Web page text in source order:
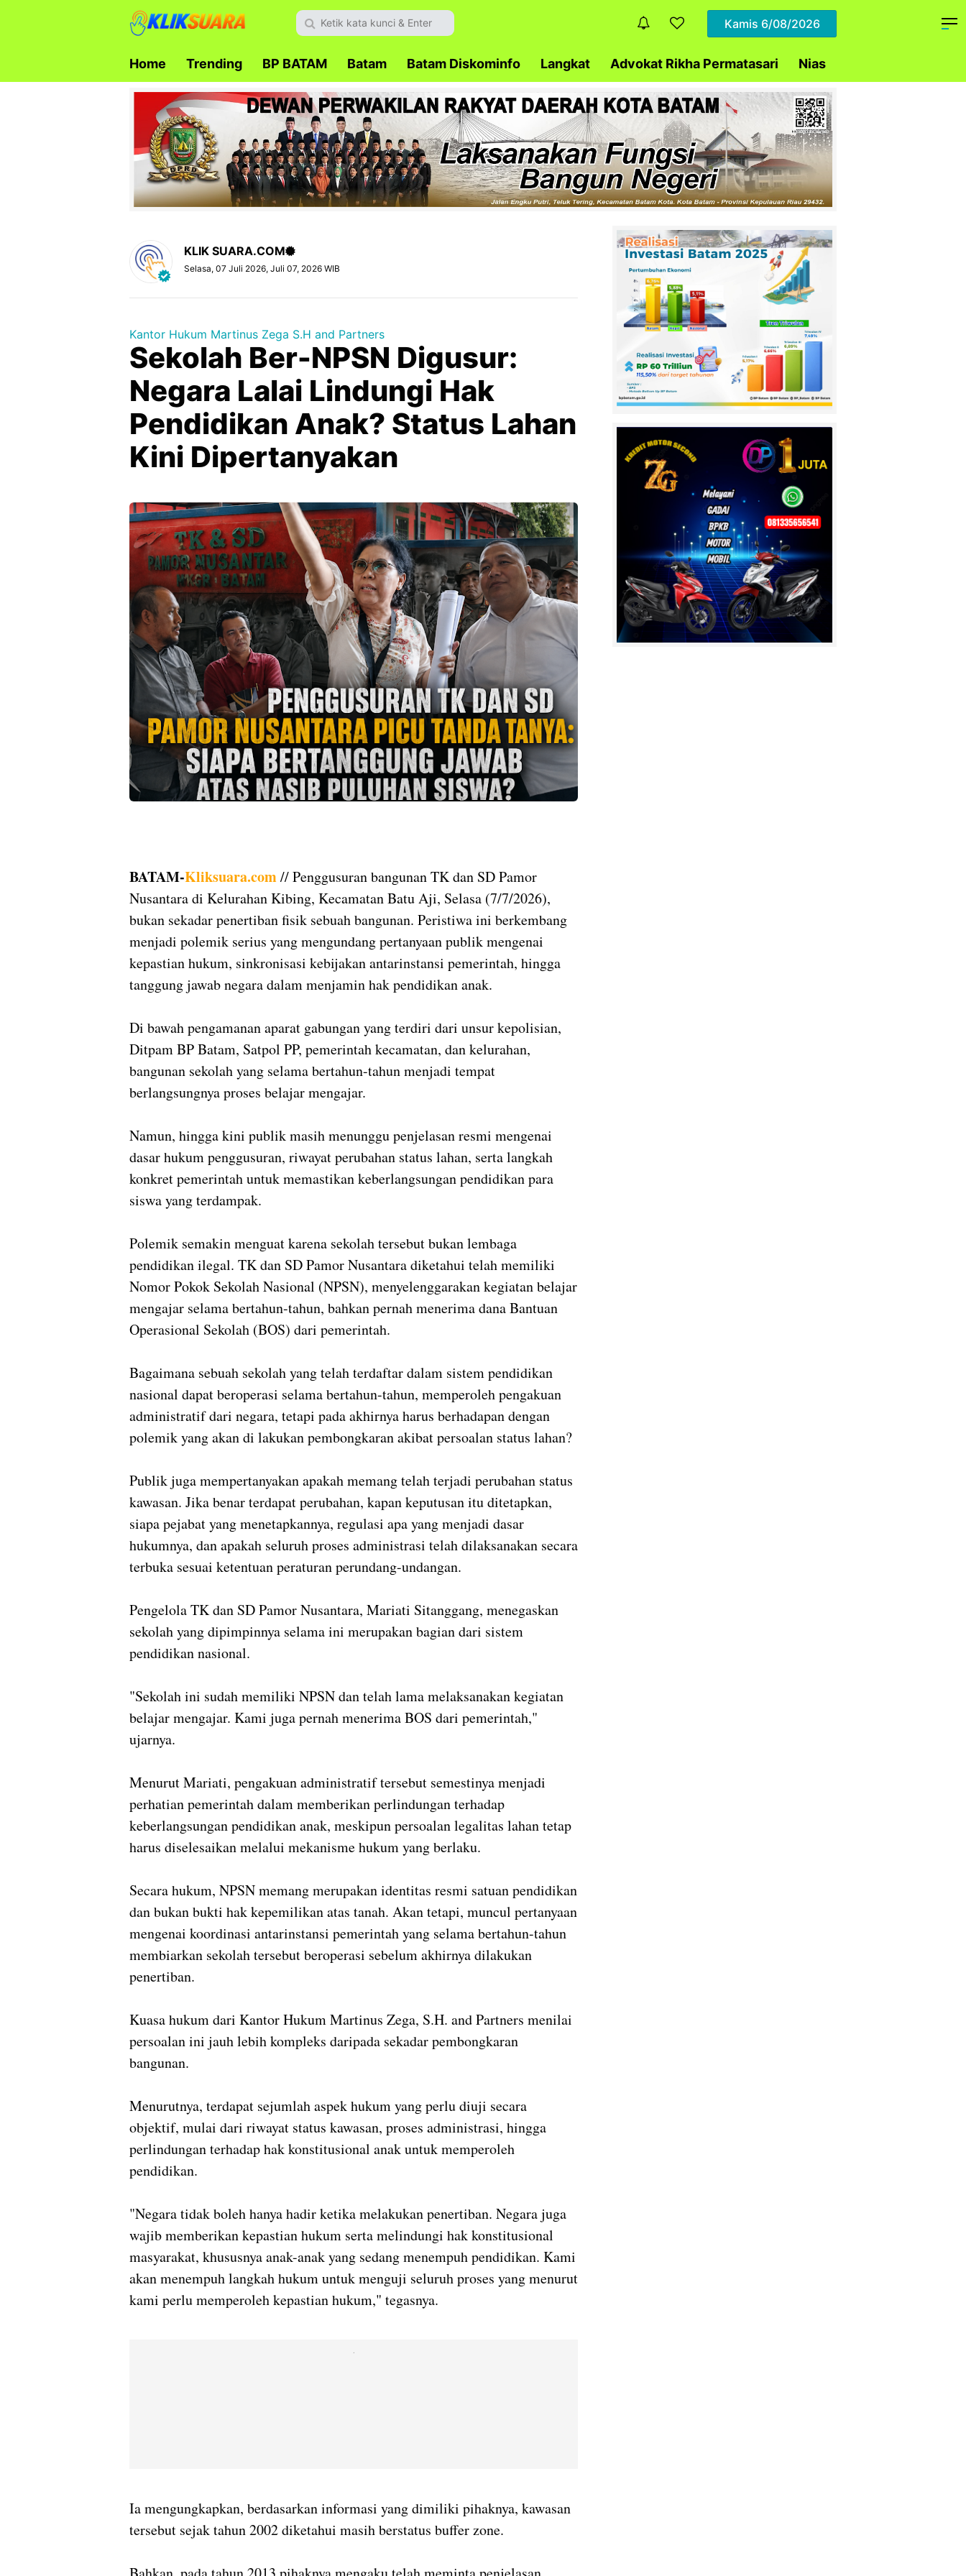
Kamis 6/08/2026
Home Trending BP BATAM Batam Batam Diskominfo Langkat Advokat Rikha Permatasari Nias
KLIK SUARA.COM
Selasa, 07 Juli 2026, Juli 07, 2026 WIB
Kantor Hukum Martinus Zega S.H and Partners
Sekolah Ber-NPSN Digusur:
Negara Lalai Lindungi Hak
Pendidikan Anak? Status Lahan
Kini Dipertanyakan
BATAM-Kliksuara.com// Penggusuran bangunan TK dan SD Pamor
Nusantara di Kelurahan Kibing, Kecamatan Batu Aji, Selasa (7/7/2026),
bukan sekadar penertiban fisik sebuah bangunan. Peristiwa ini berkembang
menjadi polemik serius yang mengundang pertanyaan publik mengenai
kepastian hukum, sinkronisasi kebijakan antarinstansi pemerintah, hingga
tanggung jawab negara dalam menjamin hak pendidikan anak.
Di bawah pengamanan aparat gabungan yang terdiri dari unsur kepolisian,
Ditpam BP Batam, Satpol PP, pemerintah kecamatan, dan kelurahan,
bangunan sekolah yang selama bertahun-tahun menjadi tempat
berlangsungnya proses belajar mengajar.
Namun, hingga kini publik masih menunggu penjelasan resmi mengenai
dasar hukum penggusuran, riwayat perubahan status lahan, serta langkah
konkret pemerintah untuk memastikan keberlangsungan pendidikan para
siswa yang terdampak.
Polemik semakin menguat karena sekolah tersebut bukan lembaga
pendidikan ilegal. TK dan SD Pamor Nusantara diketahui telah memiliki
Nomor Pokok Sekolah Nasional (NPSN), menyelenggarakan kegiatan belajar
mengajar selama bertahun-tahun, bahkan pernah menerima dana Bantuan
Operasional Sekolah (BOS) dari pemerintah.
Bagaimana sebuah sekolah yang telah terdaftar dalam sistem pendidikan
nasional dapat beroperasi selama bertahun-tahun, memperoleh pengakuan
administratif dari negara, tetapi pada akhirnya harus berhadapan dengan
polemik yang akan di lakukan pembongkaran akibat persoalan status lahan?
Publik juga mempertanyakan apakah memang telah terjadi perubahan status
kawasan. Jika benar terdapat perubahan, kapan keputusan itu ditetapkan,
siapa pejabat yang menetapkannya, regulasi apa yang menjadi dasar
hukumnya, dan apakah seluruh proses administrasi telah dilaksanakan secara
terbuka sesuai ketentuan peraturan perundang-undangan.
Pengelola TK dan SD Pamor Nusantara, Mariati Sitanggang, menegaskan
sekolah yang dipimpinnya selama ini merupakan bagian dari sistem
pendidikan nasional.
"Sekolah ini sudah memiliki NPSN dan telah lama melaksanakan kegiatan
belajar mengajar. Kami juga pernah menerima BOS dari pemerintah,"
ujarnya.
Menurut Mariati, pengakuan administratif tersebut semestinya menjadi
perhatian pemerintah dalam memberikan perlindungan terhadap
keberlangsungan pendidikan anak, meskipun persoalan legalitas lahan tetap
harus diselesaikan melalui mekanisme hukum yang berlaku.
Secara hukum, NPSN memang merupakan identitas resmi satuan pendidikan
dan bukan bukti hak kepemilikan atas tanah. Akan tetapi, muncul pertanyaan
mengenai koordinasi antarinstansi pemerintah yang selama bertahun-tahun
membiarkan sekolah tersebut beroperasi sebelum akhirnya dilakukan
penertiban.
Kuasa hukum dari Kantor Hukum Martinus Zega, S.H. and Partners menilai
persoalan ini jauh lebih kompleks daripada sekadar pembongkaran
bangunan.
Menurutnya, terdapat sejumlah aspek hukum yang perlu diuji secara
objektif, mulai dari riwayat status kawasan, proses administrasi, hingga
perlindungan terhadap hak konstitusional anak untuk memperoleh
pendidikan.
"Negara tidak boleh hanya hadir ketika melakukan penertiban. Negara juga
wajib memberikan kepastian hukum serta melindungi hak konstitusional
masyarakat, khususnya anak-anak yang sedang menempuh pendidikan. Kami
akan menempuh langkah hukum untuk menguji seluruh proses yang menurut
kami perlu memperoleh kepastian hukum," tegasnya.
Ia mengungkapkan, berdasarkan informasi yang dimiliki pihaknya, kawasan
tersebut sejak tahun 2002 diketahui masih berstatus buffer zone.